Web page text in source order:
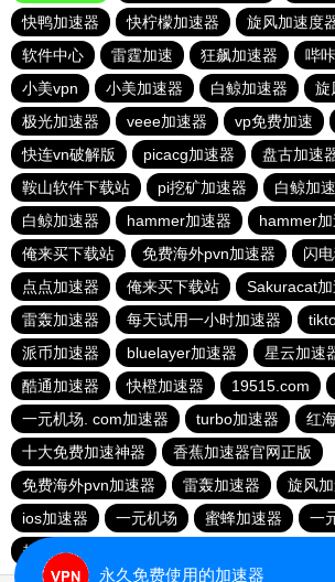
快鸭加速器
快柠檬加速器 旋风加速度
软件中心
雷霆加速 狂飙加速器 哔
小美vpn
小美加速器 白鲸加速器
旋
极光加速器
veee加速器 vp免费加速
快连vn破解版
picacg加速器 盘古加速
鞍山软件下载站
pi挖矿加速器 白鲸加
白鲸加速器
hammer加速器
hammer加
俺来买下载站
免费海外pvn加速器
闪
点点加速器
俺来买下载站
Sakuracat加
雷轰加速器
每天试用一小时加速器
派币加速器
bluelayer加速器 星云加速
酷通加速器
快橙加速器 19515.com
一元机场. com加速器
turbo加速器
红
十大免费加速神器
香蕉加速器官网正版
免费海外pvn加速器
雷轰加速器
旋风
ios加速器
一元机场 蜜蜂加速器
一
起飞加速器
永久免费使用的加速器